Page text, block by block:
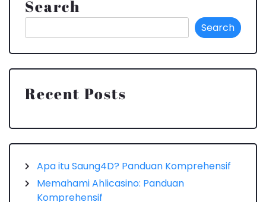
Search
Search
Recent Posts
Apa itu Saung4D? Panduan Komprehensif
Memahami Ahlicasino: Panduan
Komprehensif